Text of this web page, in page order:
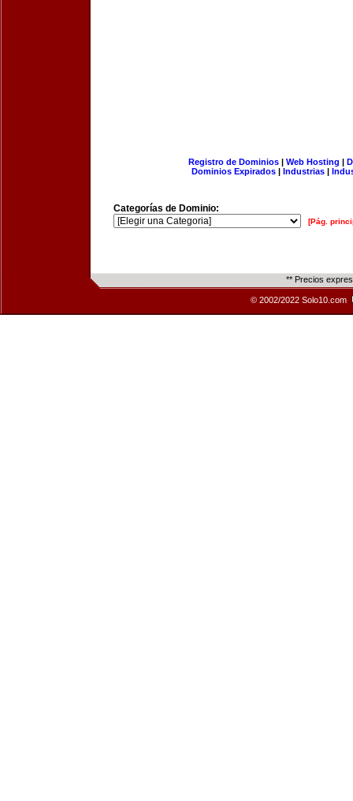
Registro de Dominios| Web Hosting |
Dominios Expirados | Industrias |
Categorías de Dominio:
[Pág.
** Precios
© 2002/2022 Solo10.com